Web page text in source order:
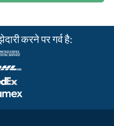
करने पर गर्व है: